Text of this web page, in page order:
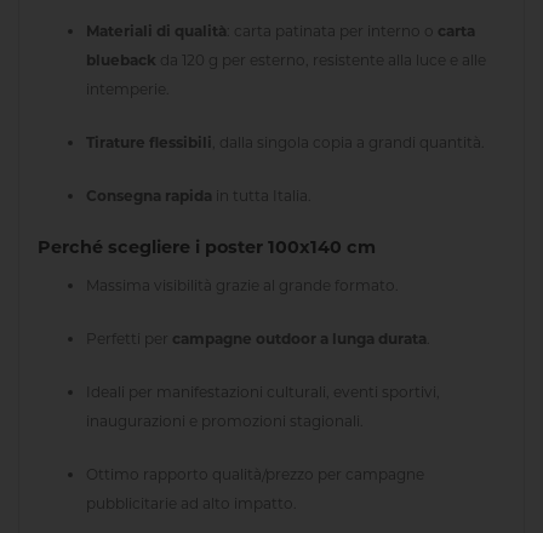
Materiali di qualità : carta patinata per interno o carta
blueback da 120 g per esterno, resistente alla luce e alle
intemperie.
Tirature flessibili , dalla singola copia a grandi quantità.
Consegna rapida in tutta Italia.
Perché scegliere i poster 100x140 cm
Massima visibilità grazie al grande formato.
Perfetti per campagne outdoor a lunga durata
Ideali per manifestazioni culturali, eventi sportivi,
inaugurazioni e promozioni stagionali.
Ottimo rapporto qualità/prezzo per campagne
pubblicitarie ad alto impatto.